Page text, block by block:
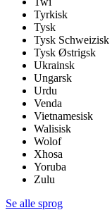
Tyrkisk
Tysk
Tysk Schweizisk
Tysk Østrigsk
Ukrainsk
Ungarsk
Urdu
Venda
Vietnamesisk
Walisisk
Wolof
Xhosa
Yoruba
Zulu
Se alle sprog